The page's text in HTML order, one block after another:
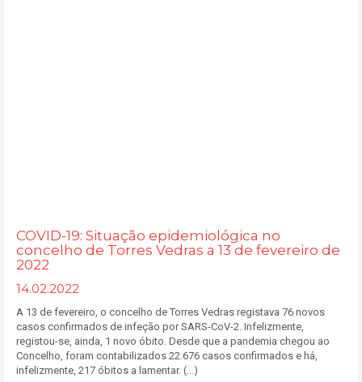
COVID-19: Situação epidemiológica no
concelho de Torres Vedras a 13 de fevereiro de
2022
14.02.2022
A 13 de fevereiro, o concelho de Torres Vedras registava 76 novos
casos confirmados de infeção por SARS-CoV-2. Infelizmente,
registou-se, ainda, 1 novo óbito. Desde que a pandemia chegou ao
Concelho, foram contabilizados 22.676 casos confirmados e há,
infelizmente, 217 óbitos a lamentar. (...)